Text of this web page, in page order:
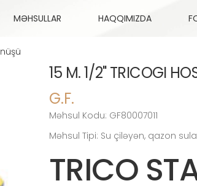
MƏHSULLAR HAQQIMIZDA
15 M. 1/2" TRICOGI
G.F.
Məhsul Kodu: GF80007011
Məhsul Tipi: Su çiləyən, qazon
TRICO